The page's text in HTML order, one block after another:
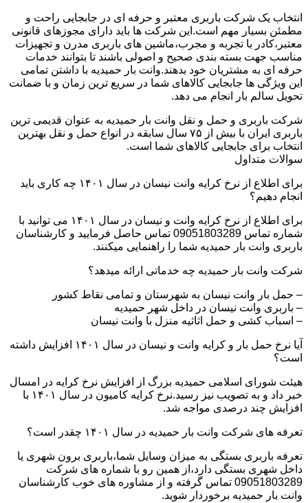
انتخاب یک شرکت باربری معتبر و حرفه ای در جابجایی راحت و
مطمئن بسیار مهم است.این شرکت ها باید دارای مجوزهای قانونی
معتبر،کادر با تجربه و مجرب،ماشین های باربری مدرن و تجهیزات
مناسب جهت بسته بندی صحیح و اصولی باشند تا بتوانند خدمات
حرفه ای به مشتریان خود بدهند.وانت بار حمیدیه با داشتن تمامی
این ویژگی ها جابجایی کالاهای شما در سریع ترین زمان و با ضمانت
تحویل سالم بار انجام می دهد.
شرکت باربری و حمل و نقل وانت بار حمیدیه به عنوان قدیمی ترین
باربری ایران با بیش از ۷۵ سال سابقه در انواع حمل و نقل بهترین
انتخاب برای جابجایی کالاهای شما است.
سوالات متداول
برای اطلاع از نرخ کرایه وانت نیسان در سال ۱۴۰۱ چه کاری باید
انجام دهیم؟
برای اطلاع از نرخ کرایه وانت و نیسان در سال ۱۴۰۱ می توانید با
شماره تماس 09051803289 تماس حاصل فرمایید و کارشناسان
باربری وانت بار حمیدیه شما را راهنمایی میکنند.
شرکت وانت بار حمیدیه چه خدماتی ارائه میدهد؟
– حمل بار وانت نیسان به شهرستان و تمامی نقاط کشور
– باربری وانت نیسان در داخل شهر حمیدیه
– اسباب کشی و حمل اثاثیه منزل با وانت نیسان
آیا نرخ حمل بار و کرایه وانت و نیسان در سال ۱۴۰۱ افزایش داشته
است؟
هیئت شورای اسلامی حمیدیه بزرگ از افزایش نرخ کرایه در امسال
خبر داد و به تصویب نیز رسید.نرخ کرایه کامیون در سال ۱۴۰۱ با
افزایش چند درصدی مواجه شد.
تعرفه های شرکت وانت بار حمیدیه در سال ۱۴۰۱ چقدر است؟
تعرفه باربری بستگی به میزان وسایل شما،باربری برون شهری یا
داخل شهری بستگی دارد،از همین رو با شماره های شرکت
09051803289 تماس گرفته و از مشاوره های خوب کارشناسان
وانت بار حمیدیه برخوردار شوید.